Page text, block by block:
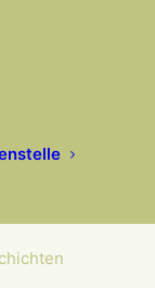
trifft